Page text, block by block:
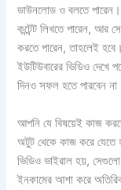
ডাউনলোড ও বলতে
কন্টেন্ট লিখতে পারেন, আর
করতে পারেন, তাহলেই
ইউটিউবারের ভিডিও দেখে
দিনও সফল হতে পারবেন
আপনি যে বিষয়েই কাজ
অটুট থেকে কাজ করে যেতে
ভিডিও ভাইরাল হয়,
ইনকামের আশা করে